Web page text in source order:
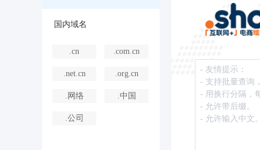
国内域名
.cn .com.cn
.net.cn .org.cn
.网络 .中国
.公司